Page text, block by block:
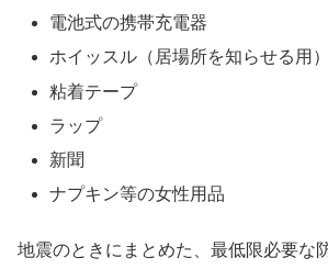
電池式の携帯充電器
ホイッスル（居場所を知らせる用）
粘着テープ
ラップ
新聞
ナプキン等の女性用品
地震のときにまとめた、最低限必要な